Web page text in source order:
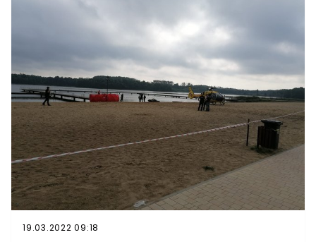
spotkać się z Łukaszem Podolskim. Zmarł po wyjściu z
klubu. Nie żyje Stanisław SętkowskiPoszli popływać, już
nie wrócili. Tragedia na jeziorze, dwóch nastolatków nie
żyjeźródło: wtv.pl, slaska.policja.gov.pl zdjęcie główne:
slaska.policja.gov.pl
pociągu PKP zakończyło się bez poszkodowanych. Co
zdarzyło się o 4:29 na torowisku w Czerwionce?
19.03.2022 09:18